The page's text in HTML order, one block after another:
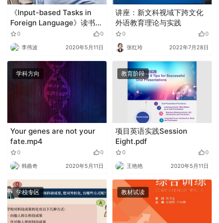
《Input-based Tasks in
Foreign Language》读书报
告 .pptx
0 0
李伟波 2020年5月11日
讲座：新文科视域下跨文化
外语教育理论与实践
0 0
张红玲 2022年7月28日
学科方向
Your genes are not your
fate.mp4
0 0
韩曲奇 2020年5月11日
教育阶段
项目英语实践Session
Eight.pdf
0 0
王艳艳 2020年5月11日
学校专区 教材试读